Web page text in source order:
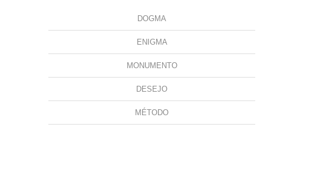
DOGMA
ENIGMA
MONUMENTO
DESEJO
MÉTODO